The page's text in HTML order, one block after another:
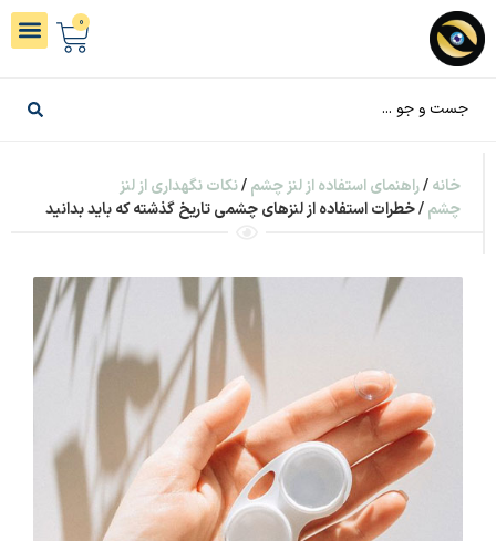
0
خانه/راهنمای استفاده از لنز چشم/نکات نگهداری از لنز
چشم/ خطرات استفاده از لنزهای چشمی تاریخ گذشته که باید بدانید